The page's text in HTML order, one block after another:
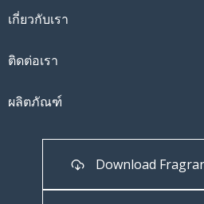
เกี่ยวกับเรา
ติดต่อเรา
ผลิตภัณฑ์
Download